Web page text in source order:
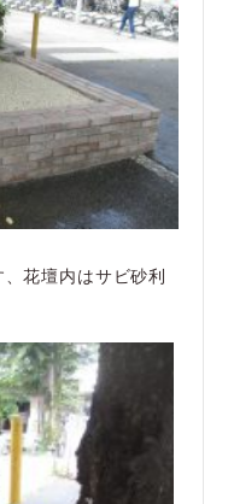
花壇内はサビ砂利